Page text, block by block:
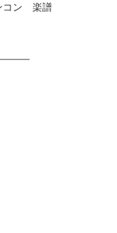
コン 楽譜